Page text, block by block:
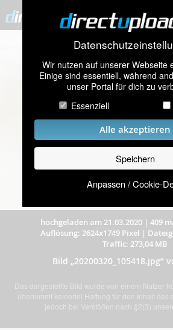
Wir nutzen auf unserer Webseite
Einige sind essentiell, während
unser Portal für dich zu
Essenziell
Alle akzeptieren
Speichern
Anpassen / Cookie-
hochgeladen am 21.03.2020 | 409
Auflösung: 2624x1749 Pixel |
Traffic: 273,04 MB
Bild „20200320_105418.jpg”
Das dargestellte Bild wurde von einem Nutzer
übernimmt keinerlei Haftung für den Inhalt des
jedoch bei Verstößen nach §2(3)